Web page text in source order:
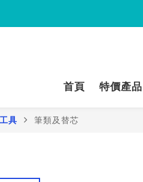
首頁 特價產品
具 筆類及替芯